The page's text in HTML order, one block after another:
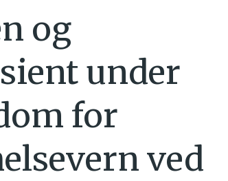
og
under
for
ved